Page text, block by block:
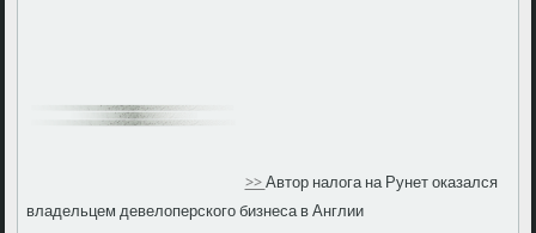
>>Автор налога на Рунет оказался
владельцем девелоперского бизнеса в Англии